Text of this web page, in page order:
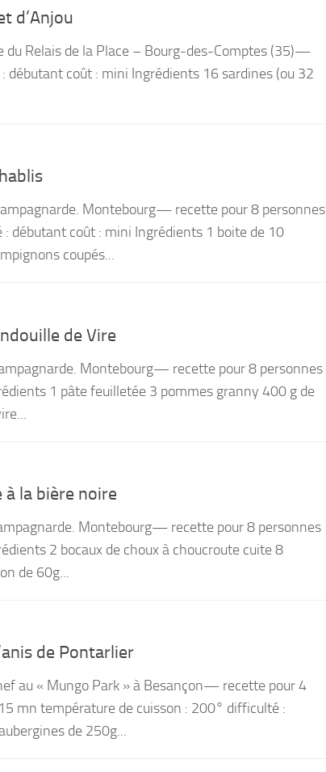
d’Anjou
du Relais de la Place – Bourg-des-Comptes (35)—
débutant coût : mini Ingrédients 16 sardines (ou 32
Montebourg— recette pour 8 personnes
débutant coût : mini Ingrédients 1 boite de 10
coupés...
de Vire
Montebourg— recette pour 8 personnes
1 pâte feuilletée 3 pommes granny 400 g de
à la bière noire
Montebourg— recette pour 8 personnes
2 bocaux de choux à choucroute cuite 8
de 60g...
de Pontarlier
au « Mungo Park » à Besançon— recette pour 4
mn température de cuisson : 200° difficulté :
de 250g...